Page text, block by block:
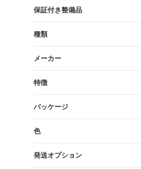
保証付き整備品
種類
メーカー
特徴
パッケージ
色
発送オプション